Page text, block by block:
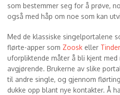
som bestemmer seg for å prøve,
også med håp om noe som kan
Med de klassiske singelportalene
flørte-apper som Zoosk eller Tinder
uforpliktende måter å bli kjent
avgjørende. Brukerne av slike
til andre single, og gjennom
dukke opp blant nye kontakter. Å